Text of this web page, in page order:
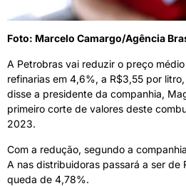
Foto: Marcelo Camargo/Agência
A Petrobras vai reduzir o preço
refinarias em 4,6%, a R$3,55 por
disse a presidente da companhia,
primeiro corte de valores deste
2023.
Com a redução, segundo a
A nas distribuidoras passará a ser de
queda de 4,78%.